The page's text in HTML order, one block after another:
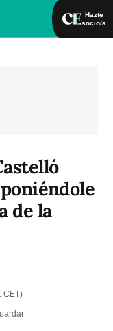
Hazte
socio/a
de la
CET)